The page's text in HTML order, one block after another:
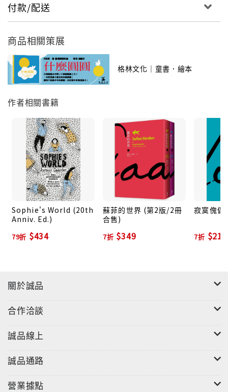
繼世紀最暢銷的哲學小說《蘇菲的世界》之後，
喬斯坦賈德再次提出永恆的問題，
找尋自我的人生價值與定位。
付款/配送
商品相關策展
格林文化｜童書．繪本
作者相關書籍
Sophie's World (20th
Anniv. Ed.)
79折 $434
蘇菲的世界 (第2版/2冊
合售)
7折 $349
寂寞傀儡
7折 $210
關於誠品
合作洽談
誠品線上
誠品通路
營業據點